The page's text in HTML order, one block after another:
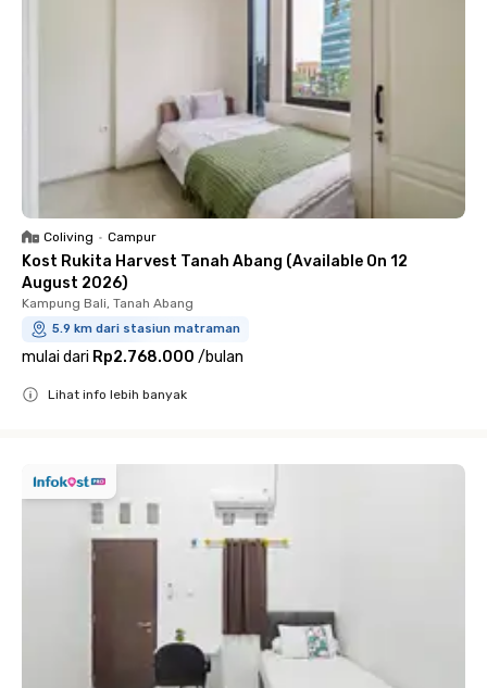
Coliving • Campur
Kost Rukita Harvest Tanah Abang (Available On 12
August 2026)
Kampung Bali, Tanah Abang
5.9 km dari stasiun matraman
mulai dari Rp2.768.000 /bulan
Lihat info lebih banyak